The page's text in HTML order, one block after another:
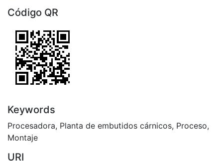
Código QR
Keywords
Procesadora, Planta de embutidos cárnicos, Proceso,
Montaje
URI